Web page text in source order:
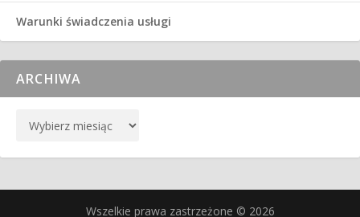
Warunki świadczenia usługi
ARCHIWA
Wszelkie prawa zastrzeżone © 2026